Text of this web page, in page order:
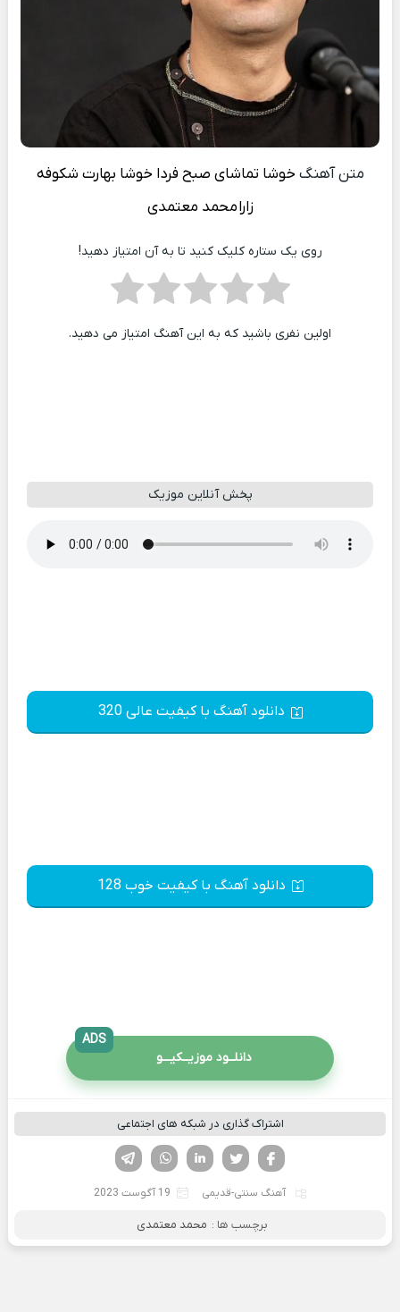
متن آهنگخوشا تماشای صبح فردا خوشا بهارت شکوفه
زارامحمد معتمدی
روی یک ستاره کلیک کنید تا به آن امتیاز دهید!
اولین نفری باشید که به این آهنگ امتیاز می دهید.
پخش آنلاین موزیک
دانلود آهنگ با کیفیت عالی 320
دانلود آهنگ با کیفیت خوب 128
دانلــود موزیــکیـــو
ADS
اشتراک گذاری در شبکه های اجتماعی
لینکدین تویتر
فیسوک
آهنگ سنتی-قدیمی 19 آگوست 2023
برچسب ها : محمد معتمدی